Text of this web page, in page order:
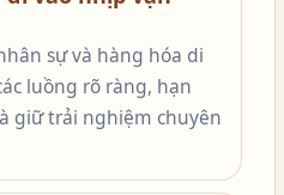
sự và hàng hóa di
luồng rõ ràng, hạn
giữ trải nghiệm chuyên